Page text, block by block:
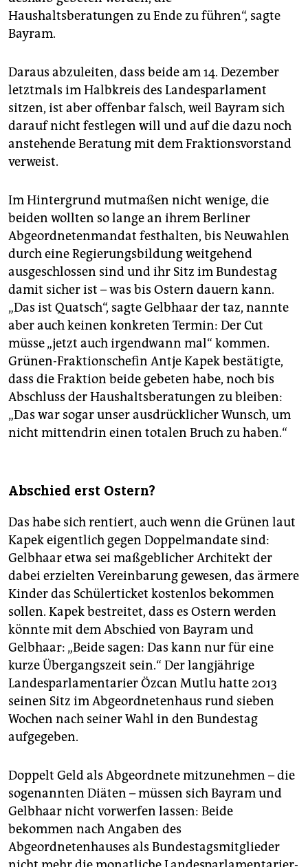
Haushaltsberatungen zu Ende zu führen“, sagte
Bayram.
Daraus abzuleiten, dass beide am 14. Dezember
letztmals im Halbkreis des Landesparlament
sitzen, ist aber offenbar falsch, weil Bayram sich
darauf nicht festlegen will und auf die dazu noch
anstehende Beratung mit dem Fraktionsvorstand
verweist.
Im Hintergrund mutmaßen nicht wenige, die
beiden wollten so lange an ihrem Berliner
Abgeordnetenmandat festhalten, bis Neuwahlen
durch eine Regierungsbildung weitgehend
ausgeschlossen sind und ihr Sitz im Bundestag
damit sicher ist – was bis Ostern dauern kann.
„Das ist Quatsch“, sagte Gelbhaar der taz, nannte
aber auch keinen konkreten Termin: Der Cut
müsse „jetzt auch irgendwann mal“ kommen.
Grünen-Fraktionschefin Antje Kapek bestätigte,
dass die Fraktion beide gebeten habe, noch bis
Abschluss der Haushaltsberatungen zu bleiben:
„Das war sogar unser ausdrücklicher Wunsch, um
nicht mittendrin einen totalen Bruch zu haben.“
Abschied erst Ostern?
Das habe sich rentiert, auch wenn die Grünen laut
Kapek eigentlich gegen Doppelmandate sind:
Gelbhaar etwa sei maßgeblicher Architekt der
dabei erzielten Vereinbarung gewesen, das ärmere
Kinder das Schülerticket kostenlos bekommen
sollen. Kapek bestreitet, dass es Ostern werden
könnte mit dem Abschied von Bayram und
Gelbhaar: „Beide sagen: Das kann nur für eine
kurze Übergangszeit sein.“ Der langjährige
Landesparlamentarier Özcan Mutlu hatte 2013
seinen Sitz im Abgeordnetenhaus rund sieben
Wochen nach seiner Wahl in den Bundestag
aufgegeben.
Doppelt Geld als Abgeordnete mitzunehmen – die
sogenannten Diäten – müssen sich Bayram und
Gelbhaar nicht vorwerfen lassen: Beide
bekommen nach Angaben des
Abgeordnetenhauses als Bundestagsmitglieder